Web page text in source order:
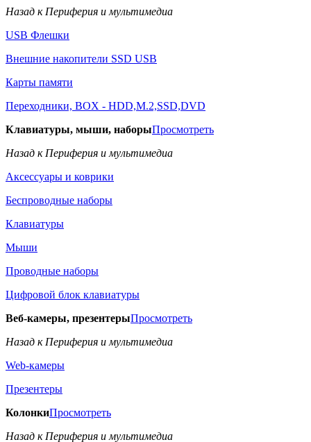
Назад к Периферия и мультимедиа
USB Флешки
Внешние накопители SSD USB
Карты памяти
Переходники, BOX - HDD,M.2,SSD,DVD
Клавиатуры, мыши, наборыПросмотреть
Назад к Периферия и мультимедиа
Аксессуары и коврики
Беспроводные наборы
Клавиатуры
Мыши
Проводные наборы
Цифровой блок клавиатуры
Веб-камеры, презентерыПросмотреть
Назад к Периферия и мультимедиа
Web-камеры
Презентеры
КолонкиПросмотреть
Назад к Периферия и мультимедиа